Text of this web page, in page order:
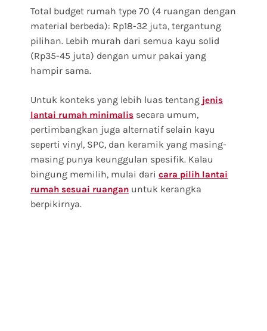
Total budget rumah type 70 (4 ruangan dengan
material berbeda): Rp18-32 juta, tergantung
pilihan. Lebih murah dari semua kayu solid
(Rp35-45 juta) dengan umur pakai yang
hampir sama.
Untuk konteks yang lebih luas tentang jenis
lantai rumah minimalis secara umum,
pertimbangkan juga alternatif selain kayu
seperti vinyl, SPC, dan keramik yang masing-
masing punya keunggulan spesifik. Kalau
bingung memilih, mulai dari cara pilih lantai
rumah sesuai ruangan untuk kerangka
berpikirnya.